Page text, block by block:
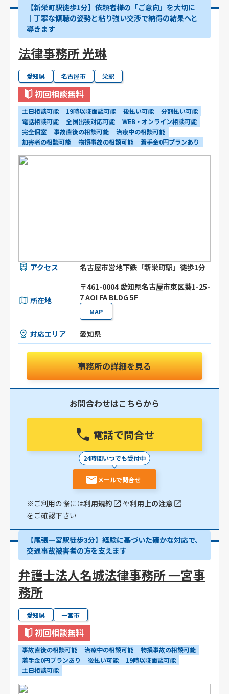
【新栄町駅徒歩1分】依頼者様の「ご意向」を大切に
｜丁寧な傾聴の姿勢と粘り強い交渉で納得の結果へと
導きます
法律事務所 光琳
愛知県 名古屋市 栄駅
初回相談無料
土日相談可能 19時以降面談可能 後払い可能
分割払い可能
電話相談可能
全国出張対応可能
WEB・オンライン相談可能
完全個室
事故直後の相談可能
治療中の相談可能
加害者の相談可能
物損事故の相談可能 着手金0円プランあり
アクセス 名古屋市営地下鉄「新栄町駅」徒歩1分
所在地
〒461-0004 愛知県名古屋市東区葵1-25-
7 AOI FA BLDG 5F
MAP
対応エリア 愛知県
事務所の詳細を見る
お問合わせはこちらから
電話で問合せ
24時間いつでも受付中
メールで問合せ
※ご利用の際には利用規約 や利用上の注意
をご確認下さい
【尾張一宮駅徒歩3分】経験に基づいた確かな対応で、
交通事故被害者の方を支えます
弁護士法人名城法律事務所 一宮事
務所
愛知県 一宮市
初回相談無料
事故直後の相談可能 治療中の相談可能
物損事故の相談可能
着手金0円プランあり
後払い可能
19時以降面談可能
土日相談可能